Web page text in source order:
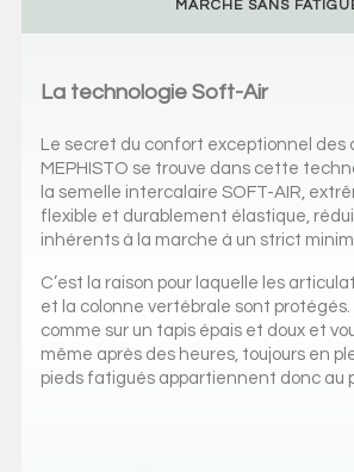
La technologie Soft-Air
Le secret du confort exceptionnel des
MEPHISTO se trouve dans cette
la semelle intercalaire SOFT-AIR,
flexible et durablement élastique,
inhérents à la marche à un strict
C’est la raison pour laquelle les
et la colonne vertébrale sont protégés.
comme sur un tapis épais et doux et
même après des heures, toujours en
pieds fatigués appartiennent donc au
MARCHE SANS